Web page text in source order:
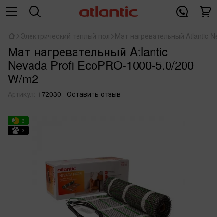
Электрический теплый пол Мат нагревательный Atlantic
Мат нагревательный Atlantic
Nevada Profi EcoPRO-1000-5.0/200
W/m2
Артикул: 172030 Оставить отзыв
3
3